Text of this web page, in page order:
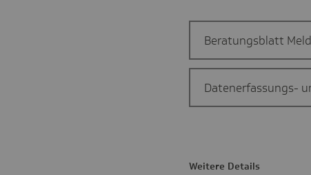
Beratungsblatt
Datenerfassungs-
Weitere Details